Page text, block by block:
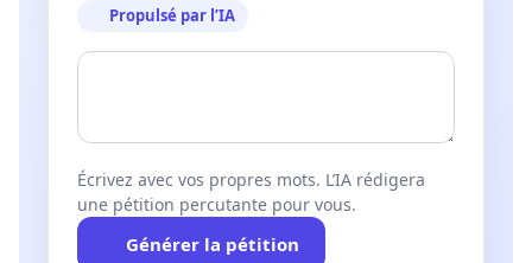
Propulsé par l’IA
Écrivez avec vos propres mots. L’IA rédigera
une pétition percutante pour vous.
Générer la pétition